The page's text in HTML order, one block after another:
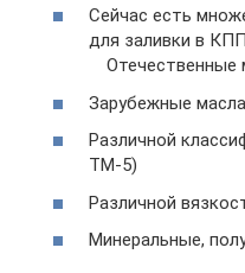
Сейчас есть
для заливки в
Отечественные
Зарубежные масла
Различной
ТМ-5)
Различной
Минеральные,